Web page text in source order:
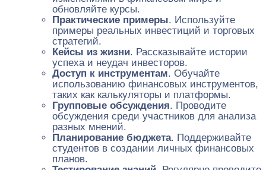
обновляйте курсы.
Практические примеры. Используйте
примеры реальных инвестиций и торговых
стратегий.
Кейсы из жизни. Рассказывайте истории
успеха и неудач инвесторов.
Доступ к инструментам. Обучайте
использованию финансовых инструментов,
таких как калькуляторы и платформы.
Групповые обсуждения. Проводите
обсуждения среди участников для анализа
разных мнений.
Планирование бюджета. Поддерживайте
студентов в создании личных финансовых
планов.